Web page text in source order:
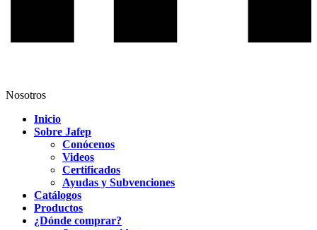
Nosotros
Inicio
Sobre Jafep
Conócenos
Videos
Certificados
Ayudas y Subvenciones
Catálogos
Productos
¿Dónde comprar?